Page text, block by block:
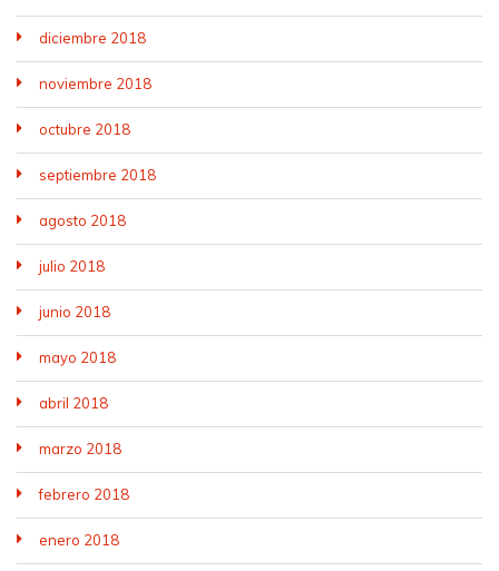
diciembre 2018
noviembre 2018
octubre 2018
septiembre 2018
agosto 2018
julio 2018
junio 2018
mayo 2018
abril 2018
marzo 2018
febrero 2018
enero 2018